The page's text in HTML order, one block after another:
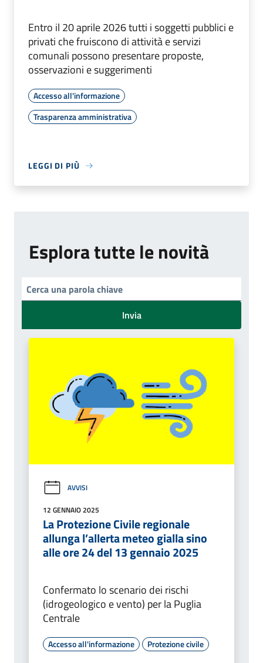
Entro il 20 aprile 2026 tutti i soggetti pubblici e
privati che fruiscono di attività e servizi
comunali possono presentare proposte,
osservazioni e suggerimenti
Accesso all'informazione
Trasparenza amministrativa
LEGGI DI PIÙ
Esplora tutte le novità
Invia
AVVISI
12 GENNAIO 2025
La Protezione Civile regionale
allunga l’allerta meteo gialla sino
alle ore 24 del 13 gennaio 2025
Confermato lo scenario dei rischi
(idrogeologico e vento) per la Puglia
Centrale
Accesso all'informazione Protezione civile